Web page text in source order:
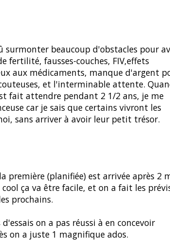
surmonter beaucoup d'obstacles pour
fertilité, fausses-couches, FIV,effets
aux médicaments, manque d'argent
et l'interminable attente.
fait attendre pendant 2 1/2 ans, je me
car je sais que certains vivront les
sans arriver à avoir leur petit trésor.
première (planifiée) est arrivée après 2
ça va être facile, et on a fait les
prochains.
on a pas réussi à en concevoir
on a juste 1 magnifique ados.